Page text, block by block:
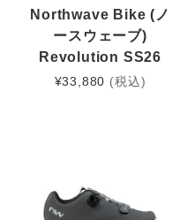
Northwave Bike (ノ
ースウェーブ)
Revolution SS26
¥33,880 (税込)